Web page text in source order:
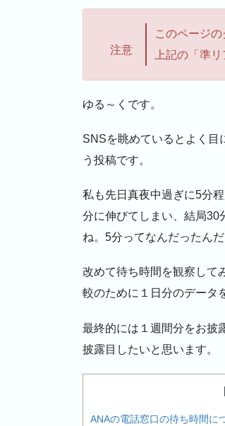
いグラフに飛
動更新はされ
注意
このページの
上記の「準
ゆる～くです。
SNSを眺めているとよく目
う投稿です。
私も先日真夜中過ぎに5分
分に伸びてしまい、結局30
ね。5分ってなんだったんだ
改めて待ち時間を観察して
較のために１日分のデータ
最終的には１週間分をお披
披露目したいと思います。
ANAの電話窓口の待ち時間に